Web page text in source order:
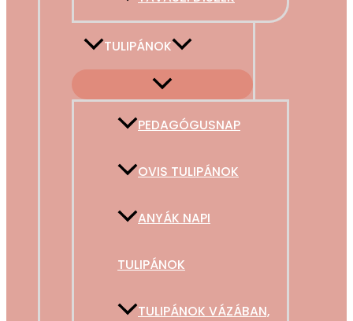
TULIPÁNOK
PEDAGÓGUSNAP
OVIS TULIPÁNOK
ANYÁK NAPI
TULIPÁNOK
TULIPÁNOK VÁZÁBAN,